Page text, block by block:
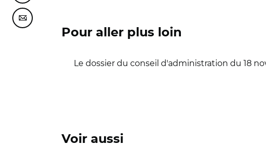
Partager cette page sur Courriel
Pour aller plus loin
Le dossier du conseil d'administration du 18
Voir aussi